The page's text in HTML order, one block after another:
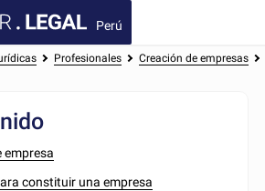
Perú
Profesionales Creación de empresas
empresa
constituir una empresa